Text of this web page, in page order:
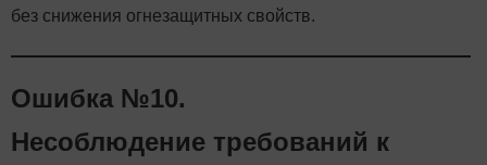
без снижения огнезащитных свойств.
Ошибка №10.
Несоблюдение требований к